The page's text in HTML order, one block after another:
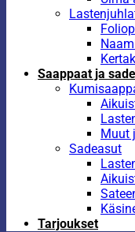
Saappaat ja
Muut
Sadeasut
Tarjoukset